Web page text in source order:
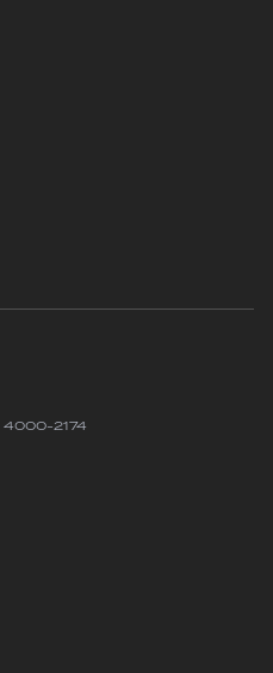
4000-2174